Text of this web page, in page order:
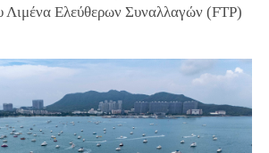
Λιμένα Ελεύθερων Συναλλαγών (FTP)